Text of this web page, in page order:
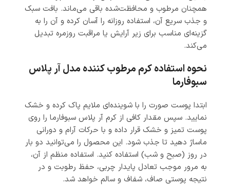
همچنان مرطوب و محافظت‌شده باقی می‌ماند. بافت سبک
و جذب سریع آن، استفاده روزانه را آسان کرده و آن را به
گزینه‌ای مناسب برای زیر آرایش یا مراقبت روزمره تبدیل
می‌کند.
نحوه استفاده کرم مرطوب کننده مدل آر پلاس
سبوفارما
ابتدا پوست صورت را با شوینده‌ای ملایم پاک کرده و خشک
نمایید. سپس مقدار کافی از کرم آر پلاس سبوفارما را روی
پوست تمیز و خشک قرار داده و با حرکات آرام و دورانی
ماساژ دهید تا جذب شود. این محصول را می‌توانید دو بار
در روز (صبح و شب) استفاده کنید. استفاده منظم از آن،
به مرور موجب تعادل پایدار چربی، حفظ رطوبت و در
نتیجه پوستی صاف، شفاف و سالم خواهد شد.